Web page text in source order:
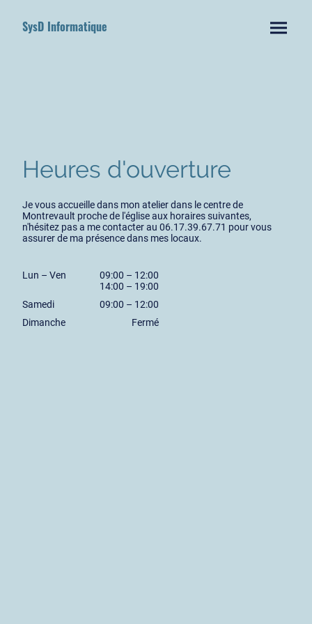
SysD Informatique
Heures d'ouverture
Je vous accueille dans mon atelier dans le centre de
Montrevault proche de l'église aux horaires suivantes,
n'hésitez pas a me contacter au 06.17.39.67.71 pour vous
assurer de ma présence dans mes locaux.
Lun – Ven
09:00 – 12:00
14:00 – 19:00
Samedi
09:00 – 12:00
Dimanche
Fermé